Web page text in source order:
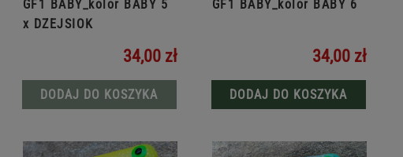
GF1 BABY_kolor BABY 5
x DZEJSIOK
34,00 zł
DODAJ DO KOSZYKA
GF1 BABY_kolor BABY 6
34,00 zł
DODAJ DO KOSZYKA